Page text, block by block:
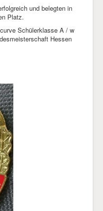
und belegten in
Platz.
Schülerklasse A / w
Hessen